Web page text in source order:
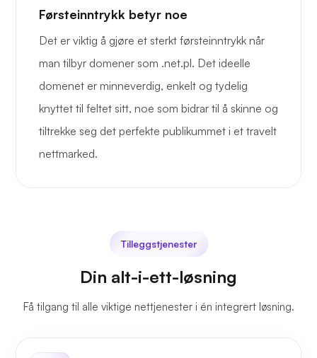
Førsteinntrykk betyr noe
Det er viktig å gjøre et sterkt førsteinntrykk når
man tilbyr domener som .net.pl. Det ideelle
domenet er minneverdig, enkelt og tydelig
knyttet til feltet sitt, noe som bidrar til å skinne og
tiltrekke seg det perfekte publikummet i et travelt
nettmarked.
Tilleggstjenester
Din alt-i-ett-løsning
Få tilgang til alle viktige nettjenester i én integrert løsning.